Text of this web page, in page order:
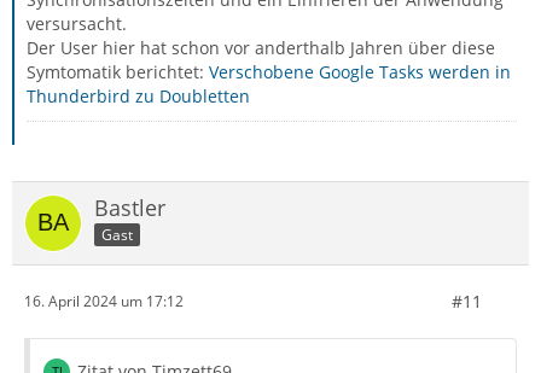
versursacht.
Der User hier hat schon vor anderthalb Jahren über diese
Symtomatik berichtet: Verschobene Google Tasks werden in
Thunderbird zu Doubletten
Bastler
Gast
16. April 2024 um 17:12 #11